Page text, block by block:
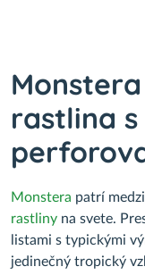
rastlina
Monstera patrí
rastliny na svete.
listami s typickými
jedinečný tropický